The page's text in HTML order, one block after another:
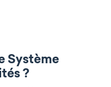
Système
?